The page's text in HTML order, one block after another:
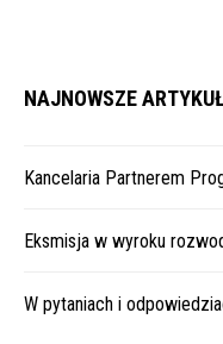
NAJNOWSZE
Kancelaria Partnerem
Eksmisja w wyroku
W pytaniach i